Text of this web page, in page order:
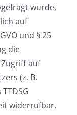
wurde,
auf
und § 25
die
auf
(z. B.
widerrufbar.